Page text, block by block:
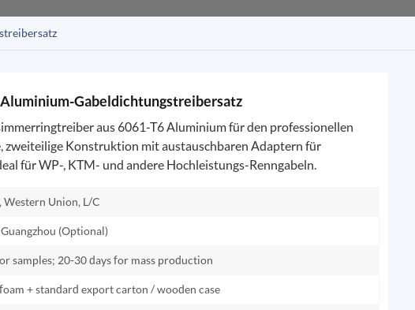
Gabeldichtungstreibersatz
aus 6061-T6 Aluminium für den professionellen
zweiteilige Konstruktion mit austauschbaren Adaptern für
für WP-, KTM- und andere Hochleistungs-Renngabeln.
Western Union, L/C
(Optional)
samples; 20-30 days for mass production
+ standard export carton / wooden case